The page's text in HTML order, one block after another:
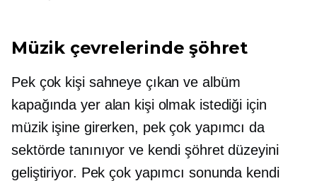
Müzik çevrelerinde şöhret
Pek çok kişi sahneye çıkan ve albüm
kapağında yer alan kişi olmak istediği için
müzik işine girerken, pek çok yapımcı da
sektörde tanınıyor ve kendi şöhret düzeyini
geliştiriyor. Pek çok yapımcı sonunda kendi